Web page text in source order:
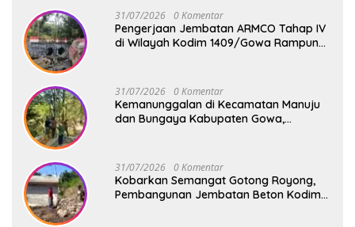
31/07/2026 0 Komentar
Pengerjaan Jembatan ARMCO Tahap IV
di Wilayah Kodim 1409/Gowa Rampung
31/07/2026 0 Komentar
Kemanunggalan di Kecamatan Manuju
dan Bungaya Kabupaten Gowa,
31/07/2026 0 Komentar
Kobarkan Semangat Gotong Royong,
Pembangunan Jembatan Beton Kodim